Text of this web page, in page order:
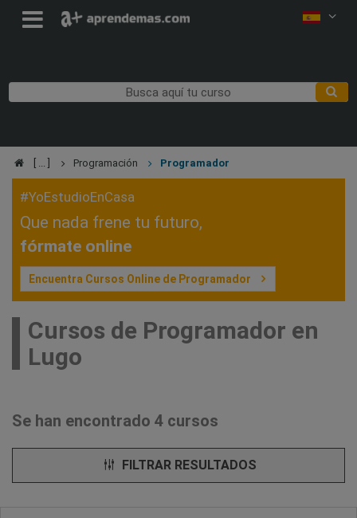
Programación Programador
#YoEstudioEnCasa
Que nada frene tu futuro,
fórmate online
Encuentra Cursos Online de Programador
Cursos de Programador en
Lugo
Se han encontrado 4 cursos
FILTRAR RESULTADOS